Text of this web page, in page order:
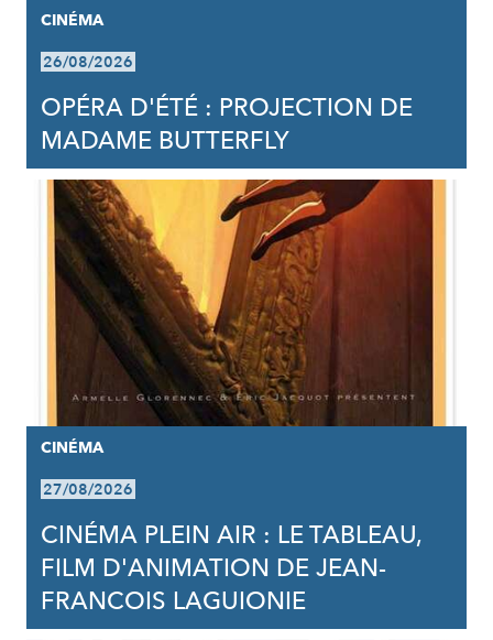
CINÉMA
26/08/2026
OPÉRA D'ÉTÉ : PROJECTION DE
MADAME BUTTERFLY
CINÉMA
27/08/2026
CINÉMA PLEIN AIR : LE TABLEAU,
FILM D'ANIMATION DE JEAN-
FRANCOIS LAGUIONIE